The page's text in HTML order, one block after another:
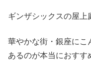
ギンザシックスの屋上
華やかな街・銀座にこ
あるのが本当におすす